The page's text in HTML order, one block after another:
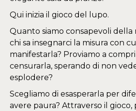
Qui inizia il gioco del lupo.
Quanto siamo consapevoli della
chi sa insegnarci la misura con
manifestarla? Proviamo a
censurarla, sperando di non
esplodere?
Scegliamo di esasperarla per
avere paura? Attraverso il gioco,